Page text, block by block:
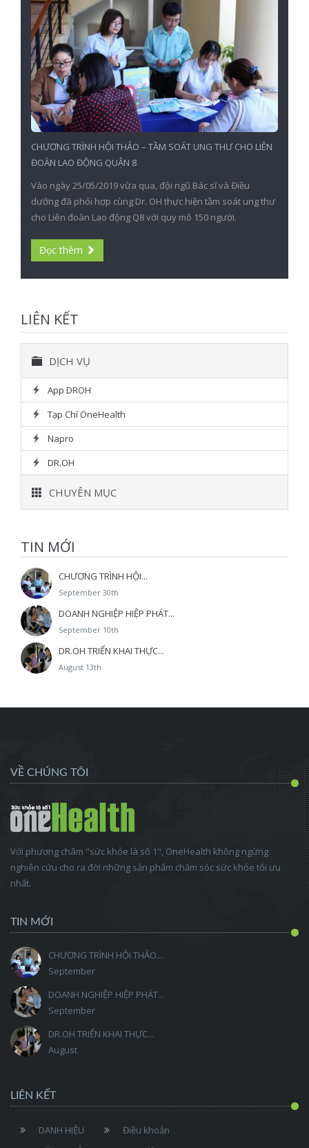
CHƯƠNG TRÌNH HỘI THẢO – TẦM SOÁT UNG THƯ CHO LIÊN
ĐOÀN LAO ĐỘNG QUẬN 8
Vào ngày 25/05/2019 vừa qua, đội ngũ Bác sĩ và Điều
dưỡng đã phối hợp cùng Dr. OH thực hiện tầm soát ung thư
cho Liên đoàn Lao động Q8 với quy mô 150 người.
Đọc thêm
LIÊN KẾT
DỊCH VỤ
App DROH
Tạp Chí OneHealth
Napro
DR.OH
CHUYÊN MỤC
TIN MỚI
CHƯƠNG TRÌNH HỘI...
September 30th
DOANH NGHIỆP HIỆP PHÁT...
September 10th
DR.OH TRIỂN KHAI THỰC...
August 13th
VỀ CHÚNG TÔI
Với phương châm "sức khỏe là số 1", OneHealth không ngừng
nghiên cứu cho ra đời những sản phẩm chăm sóc sức khỏe tối ưu
nhất.
TIN MỚI
CHƯƠNG TRÌNH HỘI THẢO...
September
DOANH NGHIỆP HIỆP PHÁT...
September
DR.OH TRIỂN KHAI THỰC...
August
LIÊN KẾT
DANH HIỆU
Điều khoản